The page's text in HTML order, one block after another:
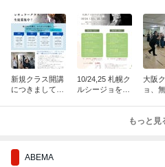
新規クラス開講
につきましてメ
10/24,25 札幌ク
ルシージョを開
大阪
ョ、
もっと見
ABEMA